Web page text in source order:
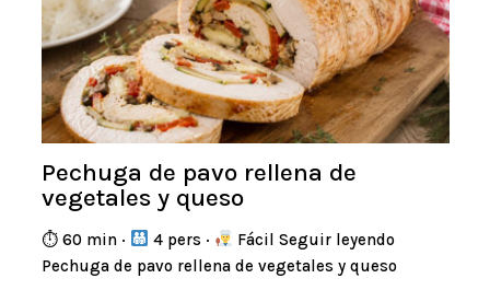
Pechuga de pavo rellena de
vegetales y queso
⏱ 60 min · 4 pers ·
Fácil Seguir leyendo
Pechuga de pavo rellena de vegetales y queso